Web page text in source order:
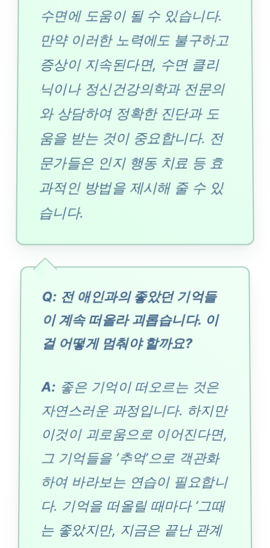
수면에 도움이 될 수 있습니다.
만약 이러한 노력에도 불구하고
증상이 지속된다면, 수면 클리
닉이나 정신건강의학과 전문의
와 상담하여 정확한 진단과 도
움을 받는 것이 중요합니다. 전
문가들은 인지 행동 치료 등 효
과적인 방법을 제시해 줄 수 있
습니다.
Q: 전 애인과의 좋았던 기억들
이 계속 떠올라 괴롭습니다. 이
걸 어떻게 멈춰야 할까요?
A: 좋은 기억이 떠오르는 것은
자연스러운 과정입니다. 하지만
이것이 괴로움으로 이어진다면,
그 기억들을 ‘추억’으로 객관화
하여 바라보는 연습이 필요합니
다. 기억을 떠올릴 때마다 ‘그때
는 좋았지만, 지금은 끝난 관계